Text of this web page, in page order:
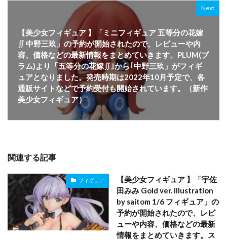
Next
【美少女フィギュア 】「ミニフィギュア 五等分の花嫁
∬ 中野三玖」の予約が開始されたので、レビューや内
容、価格などの最新情報をまとめていきます。PLUM(プ
ラム)より「五等分の花嫁∬｣から｢中野三玖」がフィギ
ュアとなりました。発売時期は2022年10月予定で、各
通販サイトなどで予約受付も開始されています。（新作
美少女フィギュア）
関連する記事
フィギュア
【美少女フィギュア 】「宇佐
田みみ Gold ver. illustration
by saitom 1/6 フィギュア」の
予約が開始されたので、レビ
ューや内容、価格などの最新
情報をまとめていきます。ス